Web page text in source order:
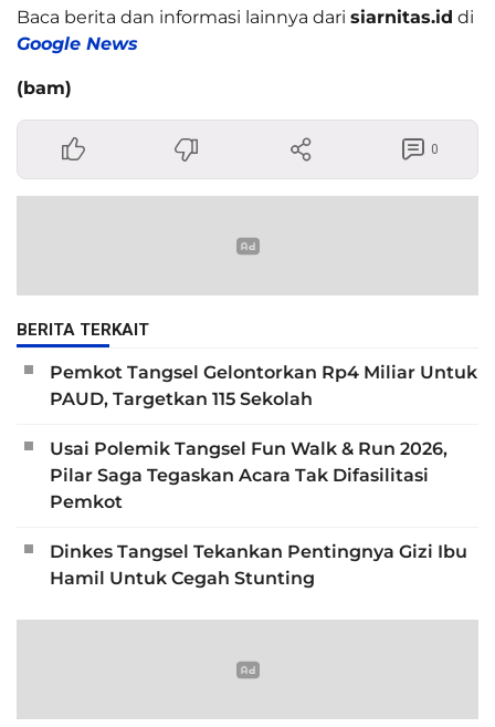
Baca berita dan informasi lainnya dari siarnitas.id di
Google News
(bam)
0
BERITA TERKAIT
Pemkot Tangsel Gelontorkan Rp4 Miliar Untuk
PAUD, Targetkan 115 Sekolah
Usai Polemik Tangsel Fun Walk & Run 2026,
Pilar Saga Tegaskan Acara Tak Difasilitasi
Pemkot
Dinkes Tangsel Tekankan Pentingnya Gizi Ibu
Hamil Untuk Cegah Stunting